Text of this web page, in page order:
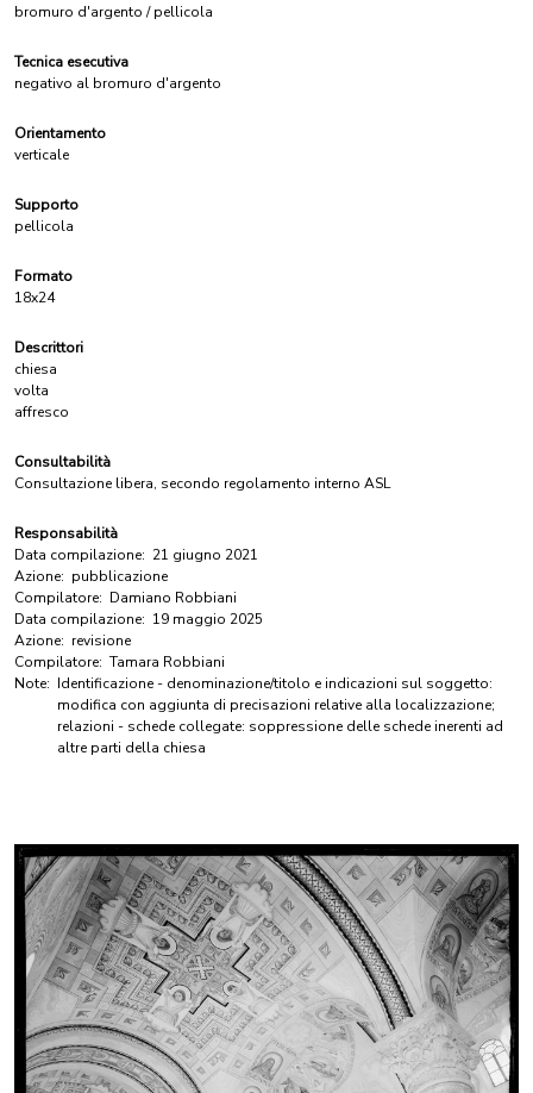
bromuro d'argento / pellicola
Tecnica esecutiva
negativo al bromuro d'argento
Orientamento
verticale
Supporto
pellicola
Formato
18x24
Descrittori
chiesa
volta
affresco
Consultabilità
Consultazione libera, secondo regolamento interno ASL
Responsabilità
Data compilazione: 21 giugno 2021
Azione: pubblicazione
Compilatore: Damiano Robbiani
Data compilazione: 19 maggio 2025
Azione: revisione
Compilatore: Tamara Robbiani
Note: Identificazione - denominazione/titolo e indicazioni sul soggetto:
modifica con aggiunta di precisazioni relative alla localizzazione;
relazioni - schede collegate: soppressione delle schede inerenti ad
altre parti della chiesa